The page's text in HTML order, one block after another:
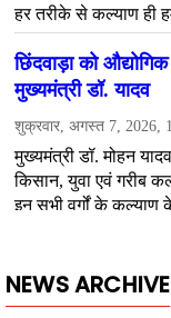
NEWS ARCHIVE